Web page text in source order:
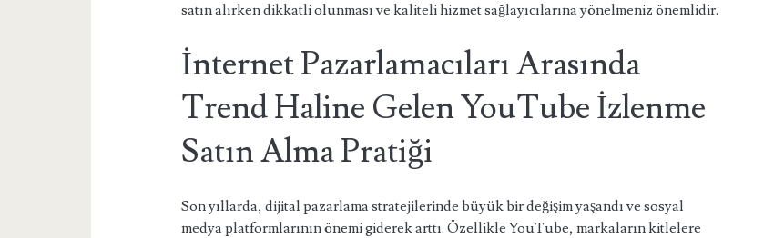
satın alırken dikkatli olunması ve kaliteli hizmet sağlayıcılarına yönelmeniz önemlidir.
İnternet Pazarlamacıları Arasında
Trend Haline Gelen YouTube İzlenme
Satın Alma Pratiği
Son yıllarda, dijital pazarlama stratejilerinde büyük bir değişim yaşandı ve sosyal
medya platformlarının önemi giderek arttı. Özellikle YouTube, markaların kitlelere